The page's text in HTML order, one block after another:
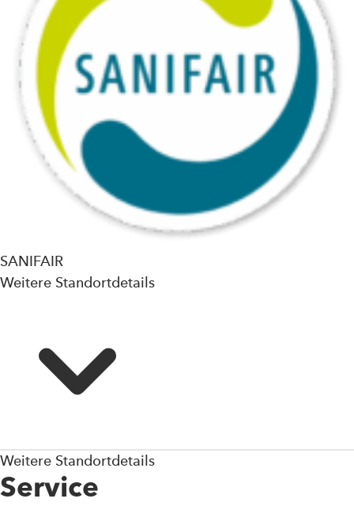
SANIFAIR
Weitere Standortdetails
Weitere Standortdetails
Service